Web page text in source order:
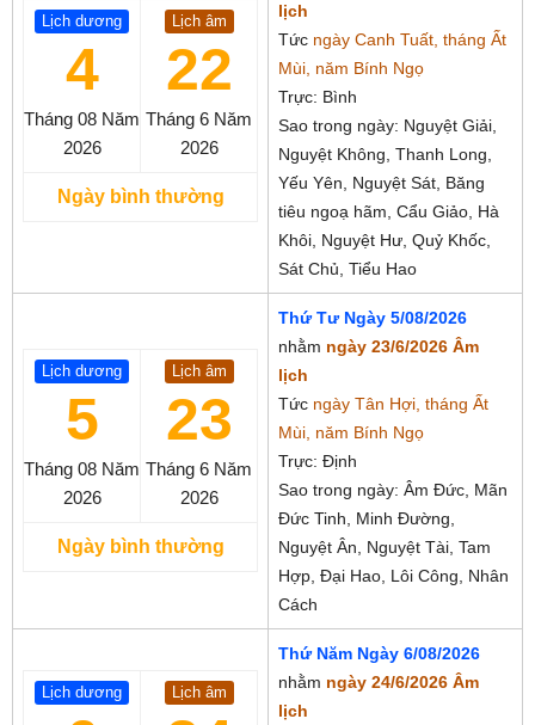
Lịch dương
4
Tháng 08 Năm
2026
Lịch âm
22
Tháng 6 Năm
2026
Ngày bình thường
lịch
Tức ngày Canh Tuất, tháng Ất
Mùi, năm Bính Ngọ
Trực: Bình
Sao trong ngày: Nguyệt Giải,
Nguyệt Không, Thanh Long,
Yếu Yên, Nguyệt Sát, Băng
tiêu ngoạ hãm, Cẩu Giảo, Hà
Khôi, Nguyệt Hư, Quỷ Khốc,
Sát Chủ, Tiểu Hao
Lịch dương
5
Tháng 08 Năm
2026
Lịch âm
23
Tháng 6 Năm
2026
Ngày bình thường
Thứ Tư Ngày 5/08/2026
nhằm ngày 23/6/2026 Âm
lịch
Tức ngày Tân Hợi, tháng Ất
Mùi, năm Bính Ngọ
Trực: Định
Sao trong ngày: Âm Đức, Mãn
Đức Tinh, Minh Đường,
Nguyệt Ân, Nguyệt Tài, Tam
Hợp, Đại Hao, Lôi Công, Nhân
Cách
Lịch dương Lịch âm
Thứ Năm Ngày 6/08/2026
nhằm ngày 24/6/2026 Âm
lịch